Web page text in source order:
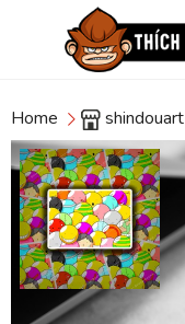
Home shindouart